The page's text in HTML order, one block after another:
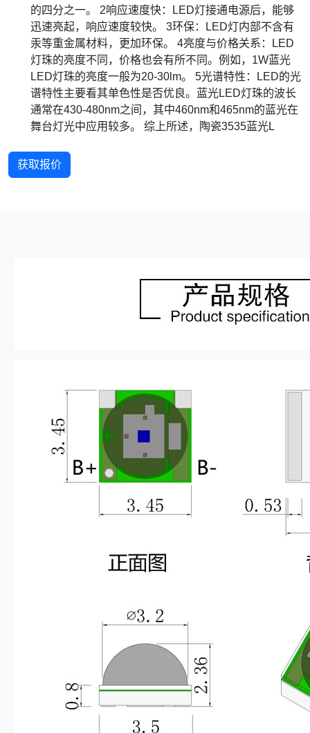
的四分之一。 2响应速度快：LED灯接通电源后，能够
迅速亮起，响应速度较快。 3环保：LED灯内部不含有
汞等重金属材料，更加环保。 4亮度与价格关系：LED
灯珠的亮度不同，价格也会有所不同。例如，1W蓝光
LED灯珠的亮度一般为20-30lm。 5光谱特性：LED的光
谱特性主要看其单色性是否优良。蓝光LED灯珠的波长
通常在430-480nm之间，其中460nm和465nm的蓝光在
舞台灯光中应用较多。 综上所述，陶瓷3535蓝光L
获取报价